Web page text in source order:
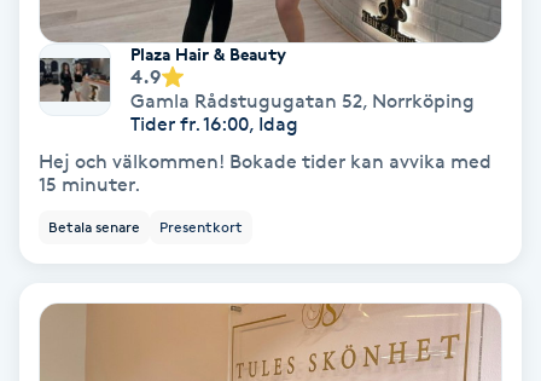
Skönhet
Slingor
Sockring
Plaza Hair & Beauty
4.9
Gamla Rådstugugatan 52, Norrköping
Tider fr. 16:00, Idag
Hej och välkommen! Bokade tider kan avvika med
15 minuter.
Betala senare Presentkort